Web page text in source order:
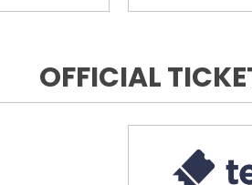
OFFICIAL